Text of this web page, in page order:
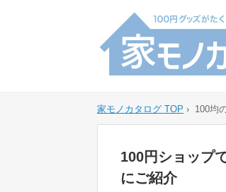
家モノカタログ TOP › 100均
100円ショップ
にご紹介